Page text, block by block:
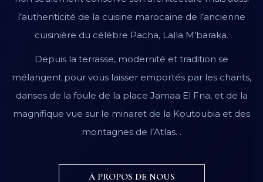
l’authenticité de la cuisine marocaine de l’ancienne
cuisinière du célèbre Pacha, Lalla M’baraka.
Depuis la terrasse, modernité et tradition se
mélangent pour vous laisser emportés par les chants,
danses de la foule de la place Jamaa El Fna, et de la
magnifique vue sur le minaret de la Koutoubia et des
montagnes de l’Atlas. .
À PROPOS DE NOUS